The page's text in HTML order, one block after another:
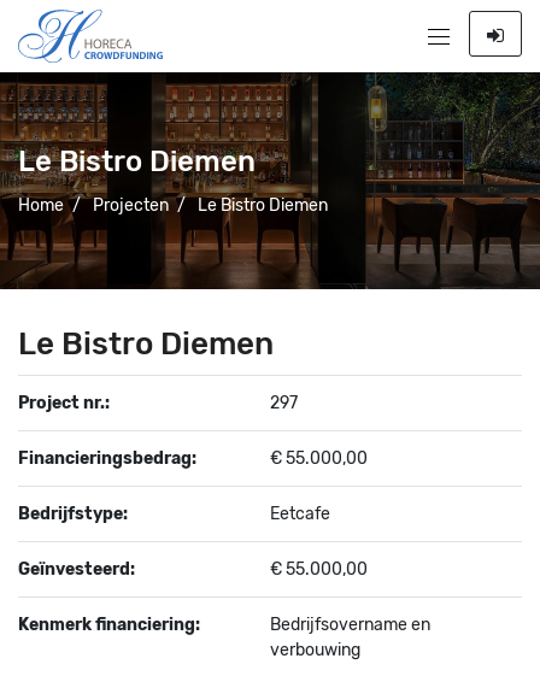
Le Bistro Diemen
Home / Projecten / Le Bistro Diemen
Le Bistro Diemen
Project nr.: 297
Financieringsbedrag: € 55.000,00
Bedrijfstype: Eetcafe
Geïnvesteerd: € 55.000,00
Kenmerk financiering:
Bedrijfsovername en
verbouwing